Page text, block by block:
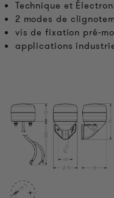
Technique et
2 modes de
vis de fixation pré-
applications